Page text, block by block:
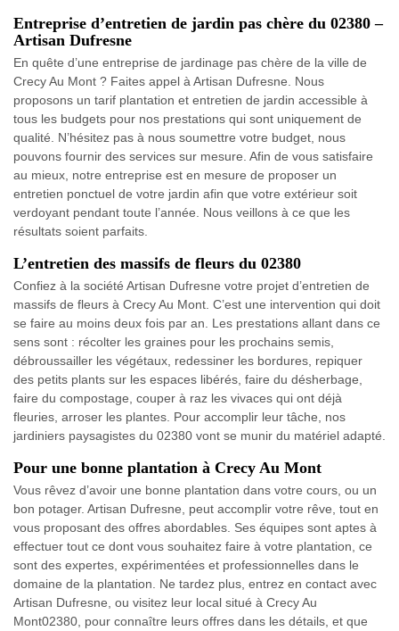
Entreprise d’entretien de jardin pas chère du 02380 –
Artisan Dufresne
En quête d’une entreprise de jardinage pas chère de la ville de
Crecy Au Mont ? Faites appel à Artisan Dufresne. Nous
proposons un tarif plantation et entretien de jardin accessible à
tous les budgets pour nos prestations qui sont uniquement de
qualité. N’hésitez pas à nous soumettre votre budget, nous
pouvons fournir des services sur mesure. Afin de vous satisfaire
au mieux, notre entreprise est en mesure de proposer un
entretien ponctuel de votre jardin afin que votre extérieur soit
verdoyant pendant toute l’année. Nous veillons à ce que les
résultats soient parfaits.
L’entretien des massifs de fleurs du 02380
Confiez à la société Artisan Dufresne votre projet d’entretien de
massifs de fleurs à Crecy Au Mont. C’est une intervention qui doit
se faire au moins deux fois par an. Les prestations allant dans ce
sens sont : récolter les graines pour les prochains semis,
débroussailler les végétaux, redessiner les bordures, repiquer
des petits plants sur les espaces libérés, faire du désherbage,
faire du compostage, couper à raz les vivaces qui ont déjà
fleuries, arroser les plantes. Pour accomplir leur tâche, nos
jardiniers paysagistes du 02380 vont se munir du matériel adapté.
Pour une bonne plantation à Crecy Au Mont
Vous rêvez d’avoir une bonne plantation dans votre cours, ou un
bon potager. Artisan Dufresne, peut accomplir votre rêve, tout en
vous proposant des offres abordables. Ses équipes sont aptes à
effectuer tout ce dont vous souhaitez faire à votre plantation, ce
sont des expertes, expérimentées et professionnelles dans le
domaine de la plantation. Ne tardez plus, entrez en contact avec
Artisan Dufresne, ou visitez leur local situé à Crecy Au
Mont02380, pour connaître leurs offres dans les détails, et que